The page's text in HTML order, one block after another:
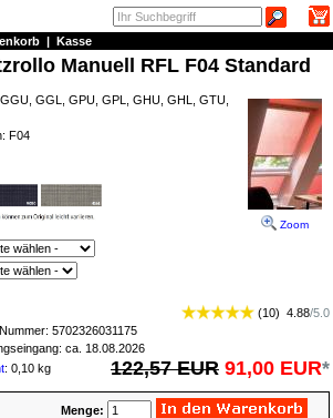
| Kasse
Manuell RFL F04 Standard
Zoom
GGL, GPU, GPL, GHU, GHL, GTU,
F04
(10) 4.88/5.0
5702326031175
ca. 18.08.2026
: 0,10 kg 122,57 EUR 91,00 EUR*
Menge: